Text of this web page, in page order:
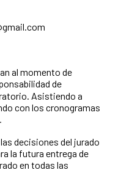
al momento de
de
Asistiendo a
con los cronogramas
decisiones del jurado
la futura entrega de
en todas las